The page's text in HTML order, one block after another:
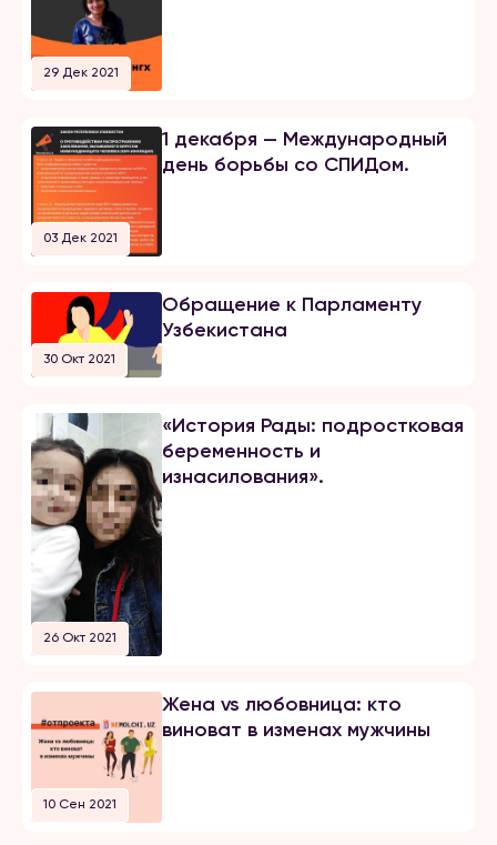
29 Дек 2021
03 Дек 2021
1 декабря — Международный
день борьбы со СПИДом.
30 Окт 2021
Обращение к Парламенту
Узбекистана
26 Окт 2021
«История Рады: подростковая
беременность и
изнасилования».
10 Сен 2021
​​Жена vs любовница: кто
виноват в изменах мужчины